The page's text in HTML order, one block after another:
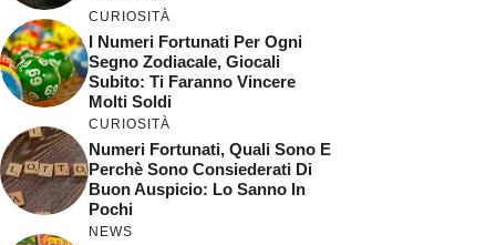
CURIOSITÀ
I Numeri Fortunati Per Ogni
Segno Zodiacale, Giocali
Subito: Ti Faranno Vincere
Molti Soldi
CURIOSITÀ
Numeri Fortunati, Quali Sono E
Perchè Sono Consiederati Di
Buon Auspicio: Lo Sanno In
Pochi
NEWS